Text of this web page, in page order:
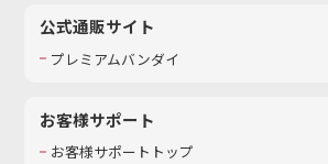
公式通販サイト
プレミアムバンダイ
お客様サポート
お客様サポートトップ